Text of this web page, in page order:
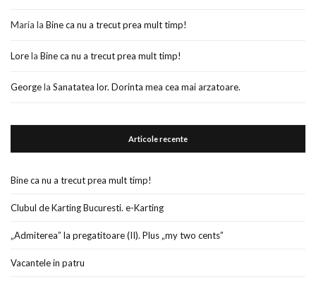
Maria la Bine ca nu a trecut prea mult timp!
Lorela Bine ca nu a trecut prea mult timp!
Georgela Sanatatea lor. Dorinta mea cea mai arzatoare.
Articole recente
Bine ca nu a trecut prea mult timp!
Clubul de Karting Bucuresti. e-Karting
„Admiterea” la pregatitoare (II). Plus „my two cents”
Vacantele in patru